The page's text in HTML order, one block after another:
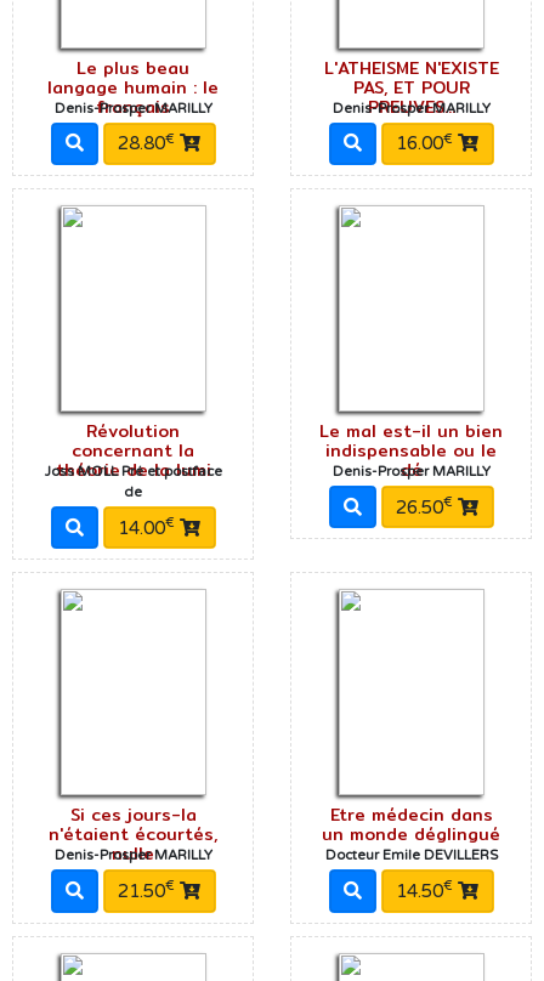
Le plus beau
langage humain : le
français
Denis-Prosper MARILLY
28.80€
L'ATHEISME N'EXISTE
PAS, ET POUR
PREUVES...
Denis-Prosper MARILLY
16.00€
Révolution
concernant la
théorie de la lumi
Joss MOLL Pré et postface
de
14.00€
Le mal est-il un bien
indispensable ou le
dé
Denis-Prosper MARILLY
26.50€
Si ces jours-la
n'étaient écourtés,
nulle
Denis-Prosper MARILLY
21.50€
Etre médecin dans
un monde déglingué
Docteur Emile DEVILLERS
14.50€